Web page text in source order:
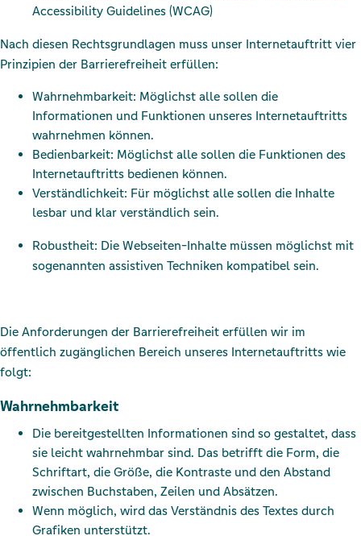
Accessibility Guidelines (WCAG)
Nach diesen Rechtsgrundlagen muss unser Internetauftritt vier
Prinzipien der Barrierefreiheit erfüllen:
Wahrnehmbarkeit: Möglichst alle sollen die
Informationen und Funktionen unseres Internetauftritts
wahrnehmen können.
Bedienbarkeit: Möglichst alle sollen die Funktionen des
Internetauftritts bedienen können.
Verständlichkeit: Für möglichst alle sollen die Inhalte
lesbar und klar verständlich sein.
Robustheit: Die Webseiten-Inhalte müssen möglichst mit
sogenannten assistiven Techniken kompatibel sein.
Die Anforderungen der Barrierefreiheit erfüllen wir im
öffentlich zugänglichen Bereich unseres Internetauftritts wie
folgt:
Wahrnehmbarkeit
Die bereitgestellten Informationen sind so gestaltet, dass
sie leicht wahrnehmbar sind. Das betrifft die Form, die
Schriftart, die Größe, die Kontraste und den Abstand
zwischen Buchstaben, Zeilen und Absätzen.
Wenn möglich, wird das Verständnis des Textes durch
Grafiken unterstützt.